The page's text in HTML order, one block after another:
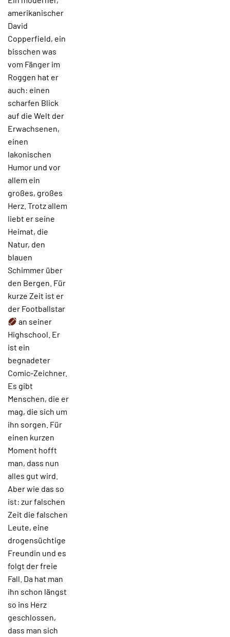
amerikanischer
David
Copperfield, ein
bisschen was
vom Fänger im
Roggen hat er
auch: einen
scharfen Blick
auf die Welt der
Erwachsenen,
einen
lakonischen
Humor und vor
allem ein
großes, großes
Herz. Trotz allem
liebt er seine
Heimat, die
Natur, den
blauen
Schimmer über
den Bergen. Für
kurze Zeit ist er
der Footballstar
an seiner
Highschool. Er
ist ein
begnadeter
Comic-Zeichner.
Es gibt
Menschen, die er
mag, die sich um
ihn sorgen. Für
einen kurzen
Moment hofft
man, dass nun
alles gut wird.
Aber wie das so
ist: zur falschen
Zeit die falschen
Leute, eine
drogensüchtige
Freundin und es
folgt der freie
Fall. Da hat man
ihn schon längst
so ins Herz
geschlossen,
dass man sich